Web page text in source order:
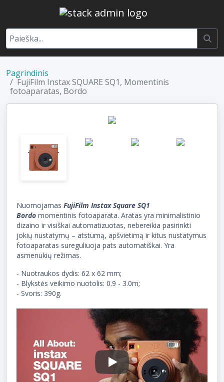
Pagrindinis
FujiFilm Instax SQUARE SQ1, Momentinis
fotoaparatas, Bordo
Nuomojamas FujiFilm Instax Square SQ1
Bordo momentinis fotoaparata. Aratas yra minimalistinio
dizaino ir visiškai automatizuotas, nebereikia pasirinkti
jokių nustatymų – atstumą, apšvietimą ir kitus nustatymus
fotoaparatas sureguliuoja pats automatiškai. Yra
asmenukių režimas.
- Nuotraukos dydis: 62 x 62 mm;
- Blykstės veikimo nuotolis: 0.9 - 3.0m;
- Svoris: 390g.
Play